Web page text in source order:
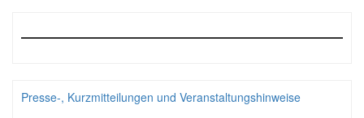
Presse-, Kurzmitteilungen und Veranstaltungshinweise